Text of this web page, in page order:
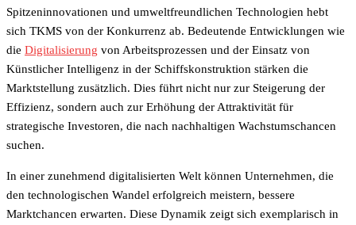
Spitzeninnovationen und umweltfreundlichen Technologien hebt
sich TKMS von der Konkurrenz ab. Bedeutende Entwicklungen wie
die Digitalisierung von Arbeitsprozessen und der Einsatz von
Künstlicher Intelligenz in der Schiffskonstruktion stärken die
Marktstellung zusätzlich. Dies führt nicht nur zur Steigerung der
Effizienz, sondern auch zur Erhöhung der Attraktivität für
strategische Investoren, die nach nachhaltigen Wachstumschancen
suchen.
In einer zunehmend digitalisierten Welt können Unternehmen, die
den technologischen Wandel erfolgreich meistern, bessere
Marktchancen erwarten. Diese Dynamik zeigt sich exemplarisch in